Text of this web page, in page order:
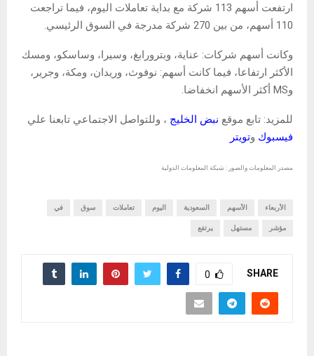
ارتفعت أسهم 113 شركة مع بداية تعاملات اليوم، فيما تراجعت
110 أسهم، من بين 270 شركة مدرجة في السوق الرئيسي.
وكانت أسهم شركات: عناية، وبترورابغ، وسيرا، وساسكو، ومسك
الأكثر ارتفاعا، فيما كانت أسهم: نوفوث، وريدان، ومكة، وجرير،
وMS أكثر الأسهم انخفاضا.
للمزيد: تابع موقع نبض الخليج ، وللتواصل الاجتماعي تابعنا علي
فيسبوك وتويتر
مصدر المعلومات والصور : شبكة المعلومات الدولية
الأربعاء الأسهم السعودية اليوم تعاملات سوق في
مؤشر مستهل يرتفع
SHARE
0